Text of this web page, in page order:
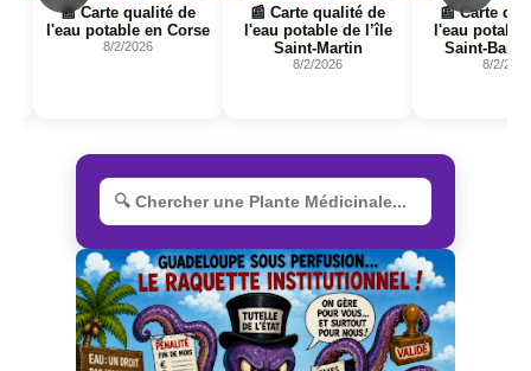
📰 Carte qualité de
l'eau potable en Corse
8/2/2026
📰 Carte qualité de
l'eau potable de l’île
Saint-Martin
8/2/2026
📰 Carte
l'eau potable
Saint-
8/2/2026
R
e
h
e
r
c
h